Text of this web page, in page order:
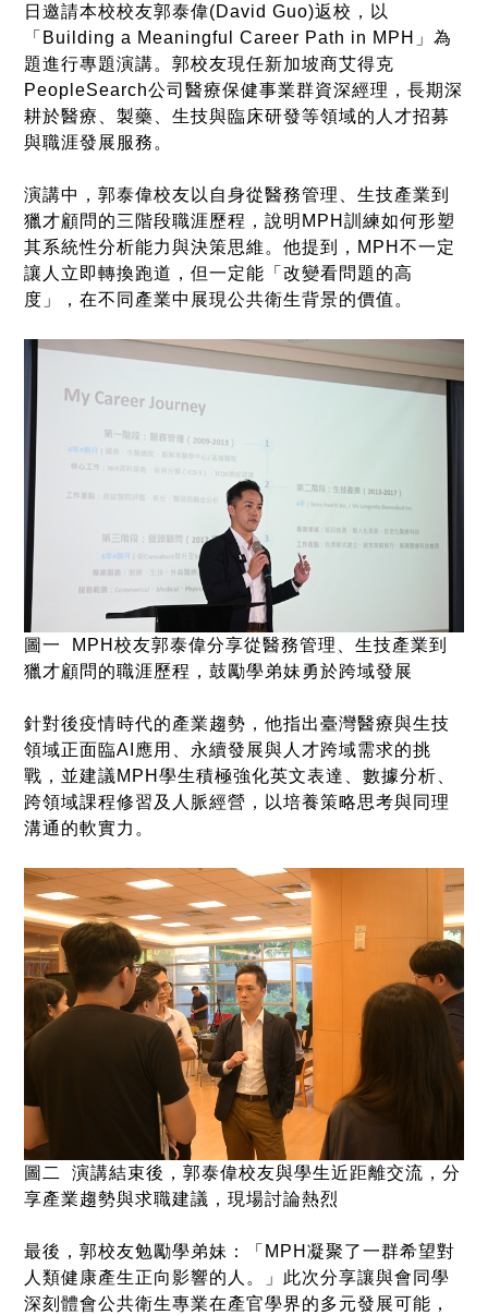
日邀請本校校友郭泰偉(David Guo)返校，以
「 Building a Meaningful Career Path in MPH 」為
題進行專題演講。郭校友現任新加坡商艾得克
PeopleSearch公司醫療保健事業群資深經理，長期深
耕於醫療、製藥、生技與臨床研發等領域的人才招募
與職涯發展服務。
演講中，郭泰偉校友以自身從醫務管理、生技產業到
獵才顧問的三階段職涯歷程，說明 MPH訓練如何形塑
其系統性分析能力與決策思維。他提到， MPH不一定
讓人立即轉換跑道，但一定能「改變看問題的高
度」，在不同產業中展現公共衛生背景的價值。
圖一 MPH校友郭泰偉分享從醫務管理、生技產業到
獵才顧問的職涯歷程，鼓勵學弟妹勇於跨域發展
針對後疫情時代的產業趨勢，他指出臺灣醫療與生技
領域正面臨AI 應用、永續發展與人才跨域需求的挑
戰，並建議 MPH學生積極強化英文表達、數據分析、
跨領域課程修習及人脈經營，以培養策略思考與同理
溝通的軟實力。
圖二
演講結束後，郭泰偉校友與學生近距離交流，分
享產業趨勢與求職建議，現場討論熱烈
最後，郭校友勉勵學弟妹：「 MPH凝聚了一群希望對
人類健康產生正向影響的人。」此次分享讓與會同學
深刻體會公共衛生專業在產官學界的多元發展可能，